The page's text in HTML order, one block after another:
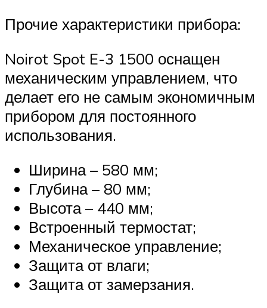
Прочие характеристики прибора:
Noirot Spot E-3 1500 оснащен
механическим управлением, что
делает его не самым экономичным
прибором для постоянного
использования.
Ширина – 580 мм;
Глубина – 80 мм;
Высота – 440 мм;
Встроенный термостат;
Механическое управление;
Защита от влаги;
Защита от замерзания.